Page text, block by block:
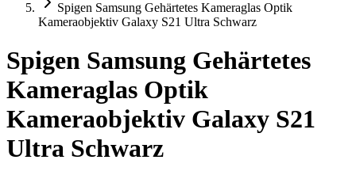
Spigen Samsung Gehärtetes Kameraglas Optik
Kameraobjektiv Galaxy S21 Ultra Schwarz
Spigen Samsung Gehärtetes
Kameraglas Optik
Kameraobjektiv Galaxy S21
Ultra Schwarz